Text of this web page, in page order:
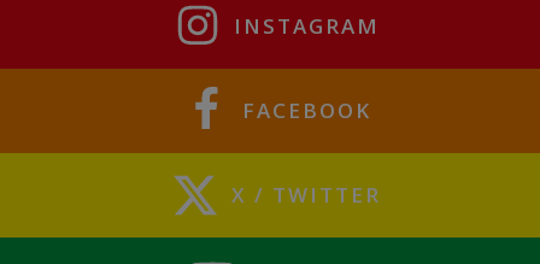
INSTAGRAM
FACEBOOK
X / TWITTER